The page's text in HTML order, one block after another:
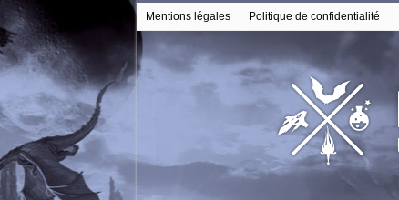
Mentions légales Politique de confidentialité